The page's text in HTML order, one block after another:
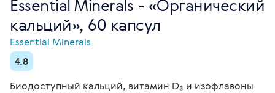
Essential Minerals - «Органический
кальций», 60 капсул
Essential Minerals
4.8
Биодоступный кальций, витамин D₃ и изофлавоны